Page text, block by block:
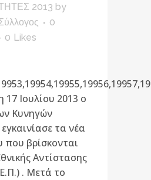
2013 by
0
0 Likes
17 Ιουλίου 2013 ο
Κυνηγών
τα νέα
που βρίσκονται
Αντίστασης
. Μετά το